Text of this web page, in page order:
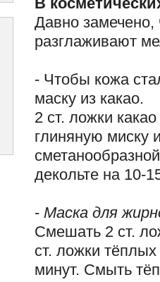
Давно замечено,
разглаживают
- Чтобы кожа
маску из какао.
2 ст. ложки
глиняную миску
декольте на 10-
- Маска для
Смешать 2 ст.
ст. ложки
минут. Смыть